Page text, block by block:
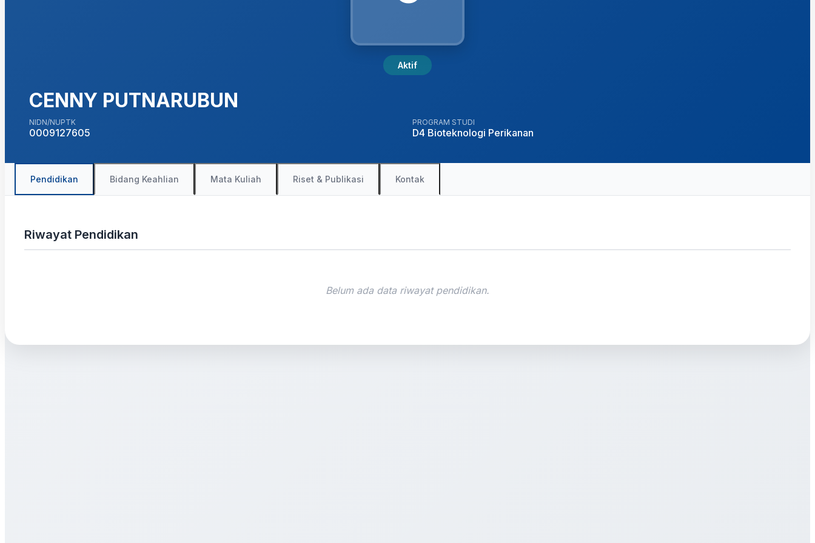
Aktif
CENNY PUTNARUBUN
NIDN/NUPTK
0009127605
PROGRAM STUDI
D4 Bioteknologi Perikanan
Pendidikan Bidang Keahlian Mata Kuliah Riset & Publikasi Kontak
Riwayat Pendidikan
Belum ada data riwayat pendidikan.